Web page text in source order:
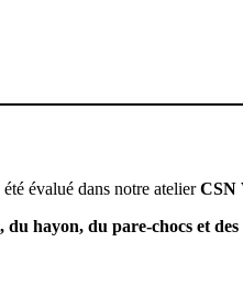
évalué dans notre atelierCSN
hayon, du pare-chocs et